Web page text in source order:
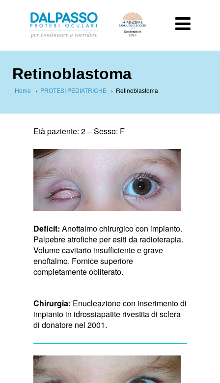
Retinoblastoma
Home › PROTESI PEDIATRICHE › Retinoblastoma
Età paziente: 2 –Sesso: F
Deficit: Anoftalmo chirurgico con impianto.
Palpebre atrofiche per esiti da radioterapia.
Volume cavitario insufficiente e grave
enoftalmo. Fornice superiore
completamente obliterato.
Chirurgia: Enucleazione con inserimento di
impianto in idrossiapatite rivestita di sclera
di donatore nel 2001.